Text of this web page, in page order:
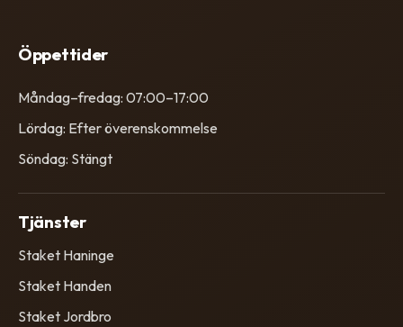
Öppettider
Måndag–fredag: 07:00–17:00
Lördag: Efter överenskommelse
Söndag: Stängt
Tjänster
Staket Haninge
Staket Handen
Staket Jordbro